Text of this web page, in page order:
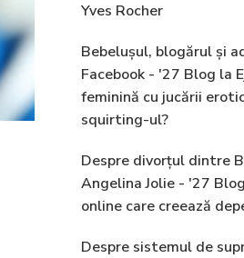
Yves Rocher
Bebelușul, blogărul și
Facebook - '27 Blog la
feminină cu jucării
squirting-ul?
Despre divorțul dintre
Angelina Jolie - '27 Blog
online care creează
Despre sistemul de